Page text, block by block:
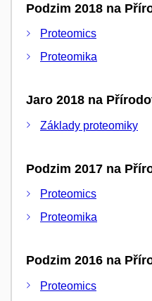
Podzim 2018 na
Proteomics
Proteomika
Jaro 2018 na
Základy proteomiky
Podzim 2017 na
Proteomics
Proteomika
Podzim 2016 na
Proteomics